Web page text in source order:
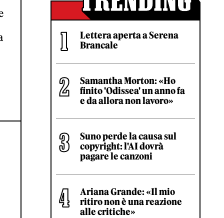
Lettera aperta a Serena
Brancale
Samantha Morton: «Ho
finito 'Odissea' un anno fa
e da allora non lavoro»
Suno perde la causa sul
copyright: l'AI dovrà
pagare le canzoni
Ariana Grande: «Il mio
ritiro non è una reazione
alle critiche»